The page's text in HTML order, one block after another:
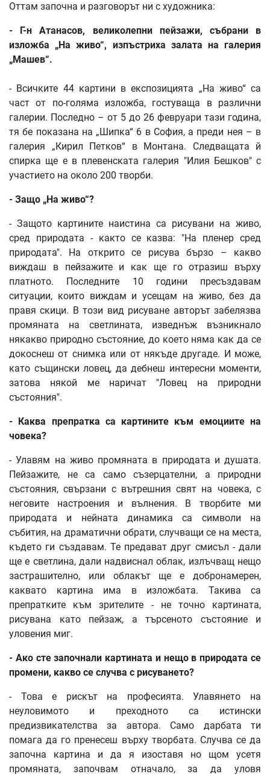
Оттам започна и разговорът ни с художника:
- Г-н Атанасов, великолепни пейзажи, събрани в
изложба „На живо“, изпъстриха залата на галерия
„Машев“.
- Всичките 44 картини в експозицията „На живо“ са
част от по-голяма изложба, гостуваща в различни
галерии. Последно – от 5 до 26 февруари тази година,
тя бе показана на „Шипка“ 6 в София, а преди нея – в
галерия „Кирил Петков“ в Монтана. Следващата й
спирка ще е в плевенската галерия "Илия Бешков" с
участието на около 200 творби.
- Защо „На живо“?
- Защото картините наистина са рисувани на живо,
сред природата - както се казва: "На пленер сред
природата". На открито се рисува бързо – какво
виждаш в пейзажите и как ще го отразиш върху
платното. Последните 10 години пресъздавам
ситуации, които виждам и усещам на живо, без да
правя скици. В този вид рисуване авторът забелязва
промяната на светлината, изведнъж възникнало
някакво природно състояние, до което няма как да се
докоснеш от снимка или от някъде другаде. И може,
като същински ловец, да дебнеш интересни моменти,
затова някой ме наричат "Ловец на природни
състояния".
- Каква препратка са картините към емоциите на
човека?
- Улавям на живо промяната в природата и душата.
Пейзажите, не са само съзерцателни, а природни
състояния, свързани с вътрешния свят на човека, с
неговите настроения и вълнения. В творбите ми
природата и нейната динамика са символи на
събития, на драматични обрати, случващи се на места,
където ги създавам. Те предават друг смисъл - дали
ще е светлина, дали надвиснал облак, излъчващ нещо
застрашително, или облакът ще е добронамерен,
каквато картина има в изложбата. Такива са
препратките към зрителите - не точно картината,
рисувана като пейзаж, а търсеното състояние и
уловения миг.
- Ако сте започнали картината и нещо в природата се
промени, какво се случва с рисуването?
- Това е рискът на професията. Улавянето на
неуловимото и преходното са истински
предизвикателства за автора. Само дарбата ти
помага да го пренесеш върху творбата. Случва се да
започна картина и да я изоставя но щом усетя
промяната, започвам отначало, за да уловя